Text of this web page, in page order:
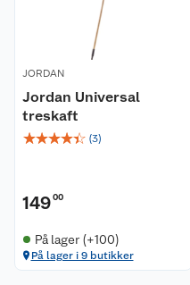
JORDAN
Jordan Universal
treskaft
☆☆☆☆☆ (3)
14900
På lager (+100)
På lager i 9 butikker
Våre butikker
Våre merkevarer
Coop kjeder
Ledige stillinger
Reklamasjon og garanti
Ofte stilte spørsmål
Betalingsalternativer
Leveringsalternativer
Kjøpsvilkår
Åpent kjøp
Klikk og hent
Festdrakter til hele familien
Hagemøbler og utemøbler